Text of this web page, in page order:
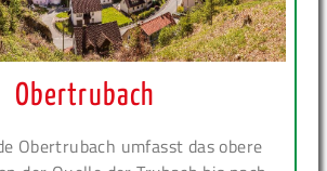
Obertrubach
Obertrubach umfasst das obere